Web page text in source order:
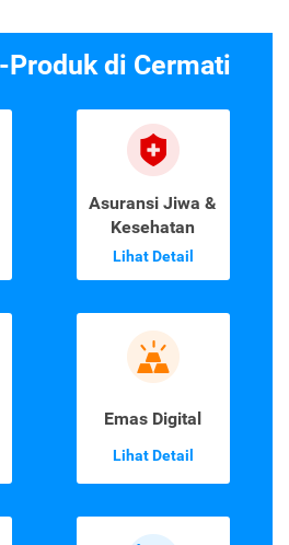
Produk di Cermati
Asuransi Jiwa &
Kesehatan
Lihat Detail
Emas Digital
Lihat Detail